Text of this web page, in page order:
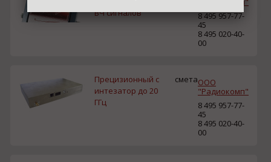
ВЧ сигналов
8 495 957-77-
45
8 495 020-40-
00
Прецизионный с
интезатор до 20
ГГц
сметаООО
"Радиокомп"
8 495 957-77-
45
8 495 020-40-
00